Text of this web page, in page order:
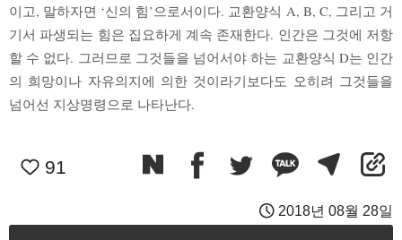
이고, 말하자면 ‘신의 힘’으로서이다. 교환양식 A, B, C, 그리고 거
기서 파생되는 힘은 집요하게 계속 존재한다. 인간은 그것에 저항
할 수 없다. 그러므로 그것들을 넘어서야 하는 교환양식 D는 인간
의 희망이나 자유의지에 의한 것이라기보다도 오히려 그것들을
넘어선 지상명령으로 나타난다.
91
2018년 08월 28일